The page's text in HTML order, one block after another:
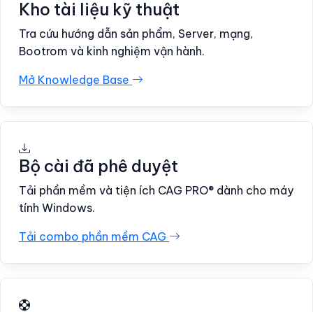
Kho tài liệu kỹ thuật
Tra cứu hướng dẫn sản phẩm, Server, mạng,
Bootrom và kinh nghiệm vận hành.
Mở Knowledge Base
Bộ cài đã phê duyệt
Tải phần mềm và tiện ích CAG PRO® dành cho máy
tính Windows.
Tải combo phần mềm CAG